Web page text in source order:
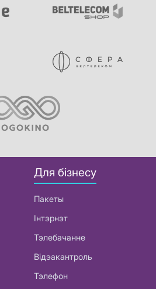
Для бізнесу
Пакеты
Інтэрнэт
Тэлебачанне
Відэакантроль
Тэлефон